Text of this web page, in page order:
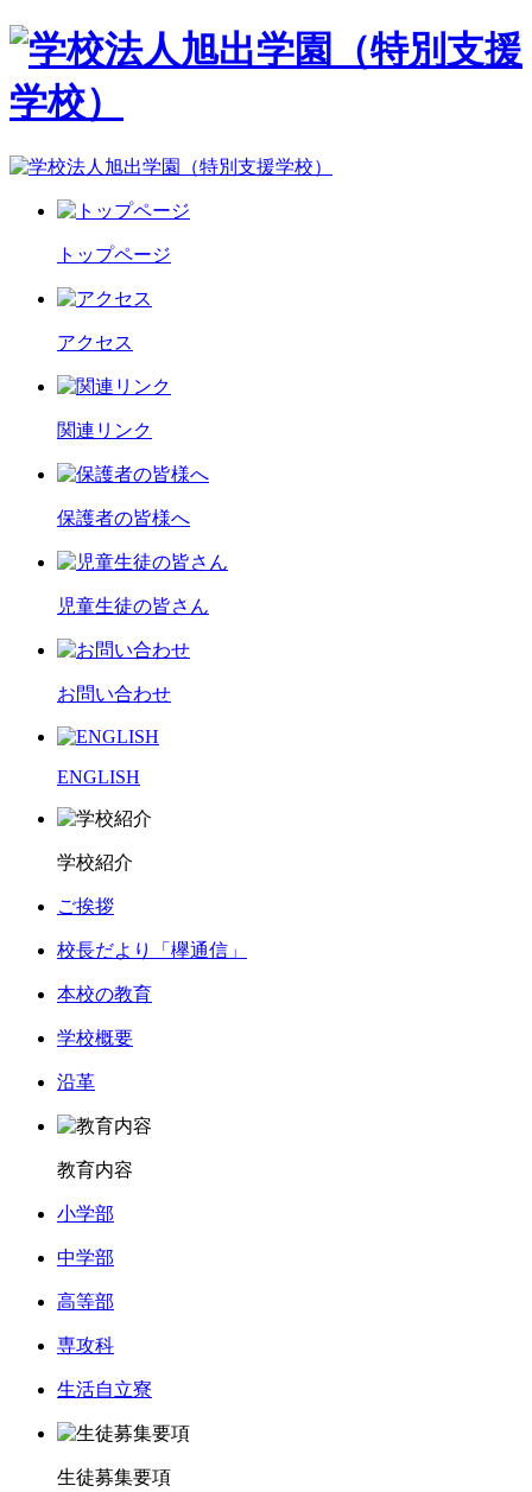
トップページ
アクセス
関連リンク
保護者の皆様へ
児童生徒の皆さん
お問い合わせ
ENGLISH
学校紹介
ご挨拶
校長だより「欅通信」
本校の教育
学校概要
沿革
教育内容
小学部
中学部
高等部
専攻科
生活自立寮
生徒募集要項